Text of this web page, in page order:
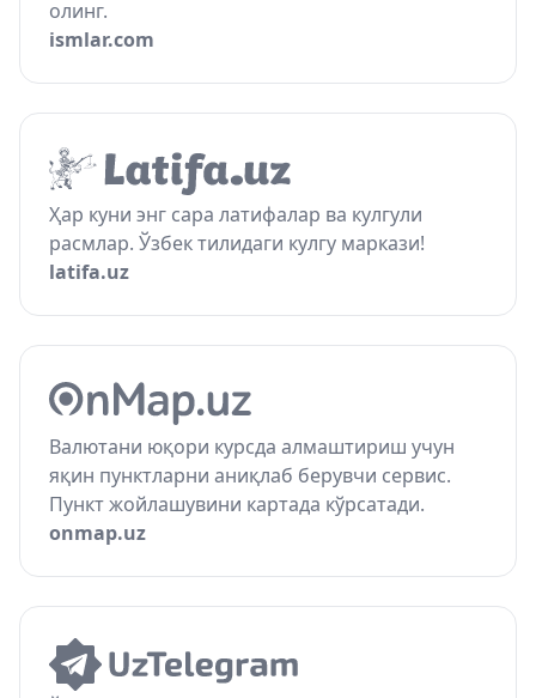
олинг.
ismlar.com
Ҳар куни энг сара латифалар ва кулгули
расмлар. Ўзбек тилидаги кулгу маркази!
latifa.uz
Валютани юқори курсда алмаштириш учун
яқин пунктларни аниқлаб берувчи сервис.
Пункт жойлашувини картада кўрсатади.
onmap.uz